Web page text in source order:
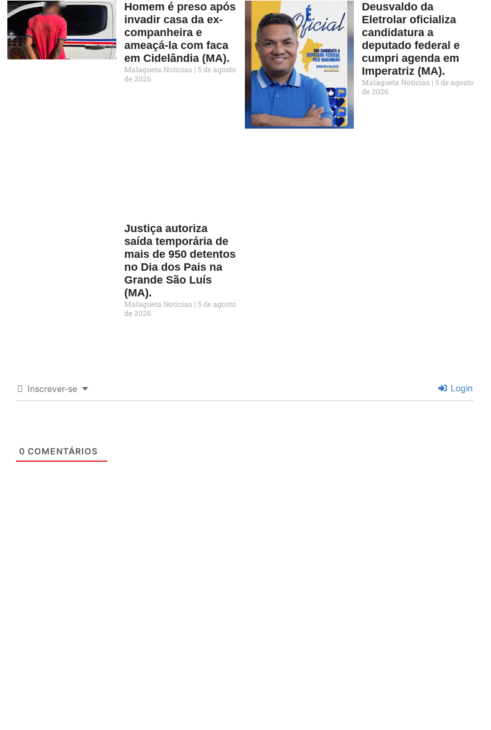
Homem é preso após
invadir casa da ex-
companheira e
ameaçá-la com faca
em Cidelândia (MA).
Malagueta Notícias 5 de agosto
de 2026
Deusvaldo da
Eletrolar oficializa
candidatura a
deputado federal e
cumpri agenda em
Imperatriz (MA).
Malagueta Notícias 5 de agosto
de 2026
Justiça autoriza
saída temporária de
mais de 950 detentos
no Dia dos Pais na
Grande São Luís
(MA).
Malagueta Notícias 5 de agosto
de 2026
Inscrever-se Login
0 COMENTÁRIOS